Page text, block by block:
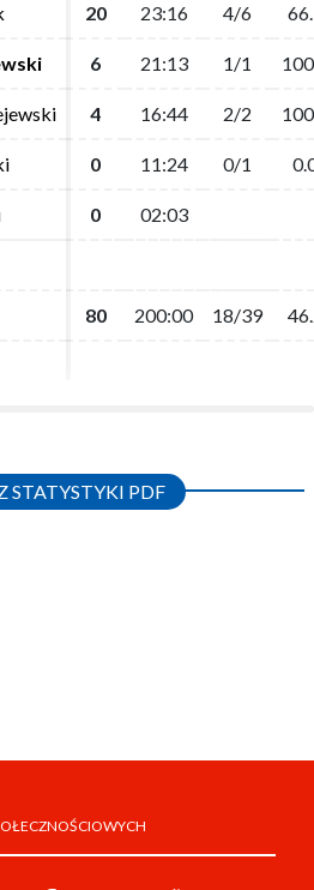
20 23:16 4/6
6 21:13 1/1
4 16:44 2/2
0 11:24 0/1
0 02:03
80 200:00 18/39
20 23:16 4/6
6 21:13 1/1
4 16:44 2/2
0 11:24 0/1
0 02:03
80 200:00 18/39
STATYSTYKI PDF